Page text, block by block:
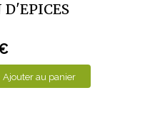
D'EPICES
Ajouter au panier